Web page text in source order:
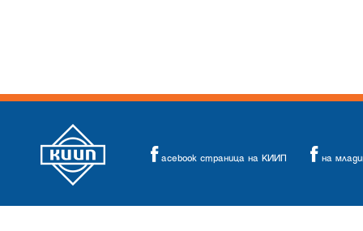
acebook страница на КИИП на